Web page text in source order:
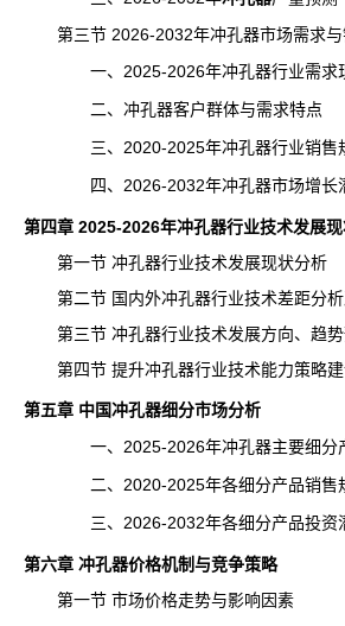
第三节 2026-2032年冲孔器市场需求与
一、2025-2026年冲孔器行业需求
二、冲孔器客户群体与需求特点
三、2020-2025年冲孔器行业销售
四、2026-2032年冲孔器市场增长潜
第四章 2025-2026年冲孔器行业技术发展
第一节 冲孔器行业技术发展现状分析
第二节 国内外冲孔器行业技术差距分析
第三节 冲孔器行业技术发展方向、趋势
第四节 提升冲孔器行业技术能力策略建
第五章 中国冲孔器细分市场分析
一、2025-2026年冲孔器主要细分
二、2020-2025年各细分产品销售
三、2026-2032年各细分产品投资
第六章 冲孔器价格机制与竞争策略
第一节 市场价格走势与影响因素